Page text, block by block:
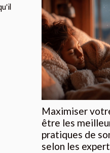
Maximiser
être les
pratiques de
selon les